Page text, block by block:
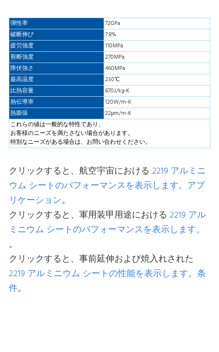
弾性率
72GPa
破断伸び
7.8%
疲労強度
110MPa
剪断強度
270MPa
降伏強さ
460MPa
最高温度
230℃
比熱容量
870J/kg-K
熱伝導率
120W/m-K
熱膨張
22μm/m-K
これらの値は一般的な特性であり、
お客様のニーズを満たさない場合があります。
特別なニーズがある場合は、お問い合わせください。
クリックすると、航空宇宙における 2219 アルミニ
ウム シートのパフォーマンスを表示します。アプ
リケーション。
クリックすると、軍用装甲用途における 2219 アル
ミニウム シートのパフォーマンスを表示します。
。
クリックすると、事前延伸および焼入れされた
2219 アルミニウム シートの性能を表示します。条
件。